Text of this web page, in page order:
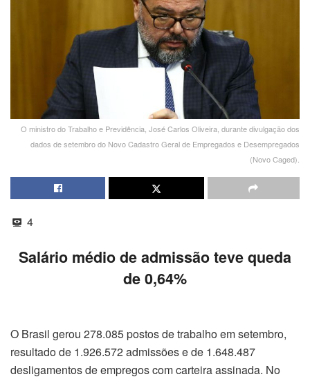
O ministro do Trabalho e Previdência, José Carlos Oliveira, durante divulgação dos
dados de setembro do Novo Cadastro Geral de Empregados e Desempregados
(Novo Caged).
4
Salário médio de admissão teve queda
de 0,64%
O Brasil gerou 278.085 postos de trabalho em setembro,
resultado de 1.926.572 admissões e de 1.648.487
desligamentos de empregos com carteira assinada. No